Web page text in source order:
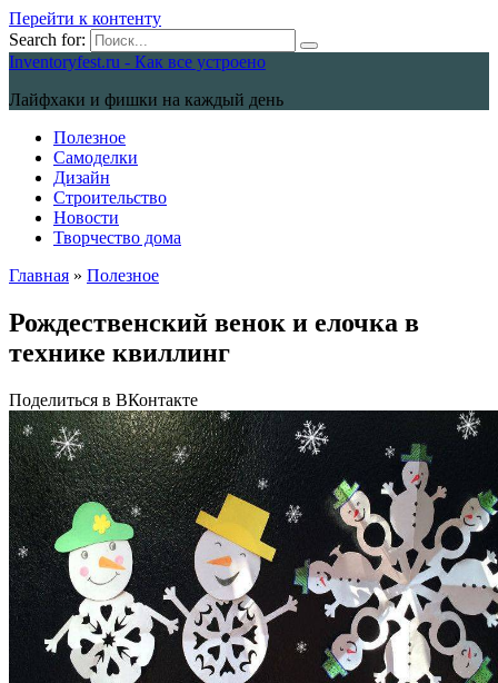
Перейти к контенту
Search for:
Inventoryfest.ru - Как все устроено
Лайфхаки и фишки на каждый день
Полезное
Самоделки
Дизайн
Строительство
Новости
Творчество дома
Главная » Полезное
Рождественский венок и елочка в
технике квиллинг
Поделиться в ВКонтакте